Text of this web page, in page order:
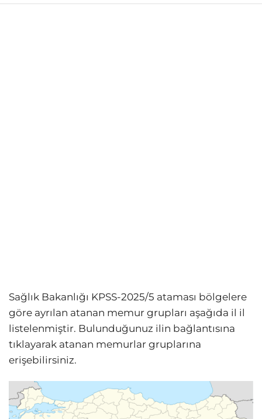
Sağlık Bakanlığı KPSS-2025/5 ataması bölgelere
göre ayrılan atanan memur grupları aşağıda il il
listelenmiştir. Bulunduğunuz ilin bağlantısına
tıklayarak atanan memurlar gruplarına
erişebilirsiniz.